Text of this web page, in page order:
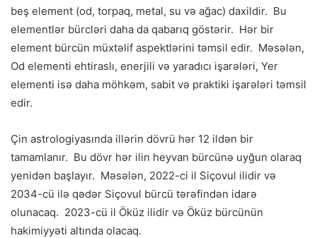
beş element (od, torpaq, metal, su və ağac) daxildir. Bu
elementlər bürcləri daha da qabarıq göstərir. Hər bir
element bürcün müxtəlif aspektlərini təmsil edir. Məsələn,
Od elementi ehtiraslı, enerjili və yaradıcı işarələri, Yer
elementi isə daha möhkəm, sabit və praktiki işarələri təmsil
edir.
Çin astrologiyasında illərin dövrü hər 12 ildən bir
tamamlanır. Bu dövr hər ilin heyvan bürcünə uyğun olaraq
yenidən başlayır. Məsələn, 2022-ci il Siçovul ilidir və
2034-cü ilə qədər Siçovul bürcü tərəfindən idarə
olunacaq. 2023-cü il Öküz ilidir və Öküz bürcünün
hakimiyyəti altında olacaq.